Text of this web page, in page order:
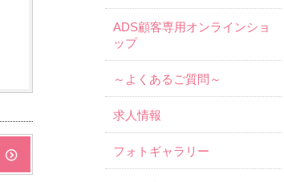
ADS顧客専用オンラインショ
ップ
～よくあるご質問～
求人情報
フォトギャラリー